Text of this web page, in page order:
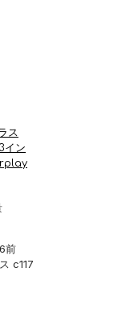
ス
イン
前
c117